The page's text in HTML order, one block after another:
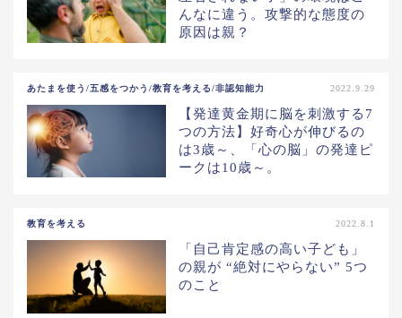
んなに違う。攻撃的な態度の
原因は親？
あたまを使う/五感をつかう/教育を考える/非認知能力 2022.9.29
【発達黄金期に脳を刺激する7
つの方法】好奇心が伸びるの
は3歳～、「心の脳」の発達ピ
ークは10歳～。
教育を考える 2022.8.1
「自己肯定感の高い子ども」
の親が “絶対にやらない” 5つ
のこと